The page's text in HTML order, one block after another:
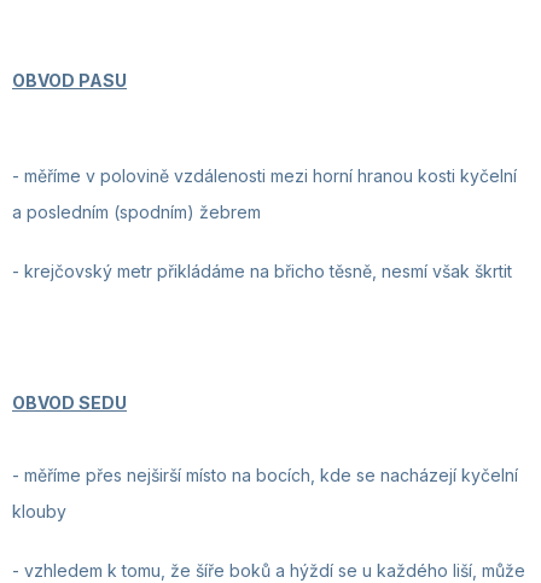
OBVOD PASU
- měříme v polovině vzdálenosti mezi horní hranou kosti kyčelní
a posledním (spodním) žebrem
- krejčovský metr přikládáme na břicho těsně, nesmí však škrtit
OBVOD SEDU
- měříme přes nejširší místo na bocích, kde se nacházejí kyčelní
klouby
- vzhledem k tomu, že šíře boků a hýždí se u každého liší, může